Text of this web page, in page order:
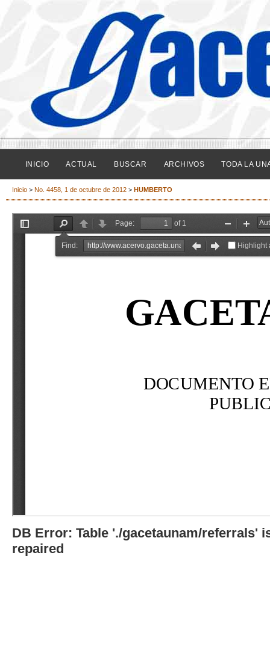
INICIO ACTUAL BUSCAR ARCHIVOS TODA LA
Inicio > No. 4458, 1 de octubre de 2012 > HUMBERTO
DB Error: Table './gacetaunam/referrals'
repaired